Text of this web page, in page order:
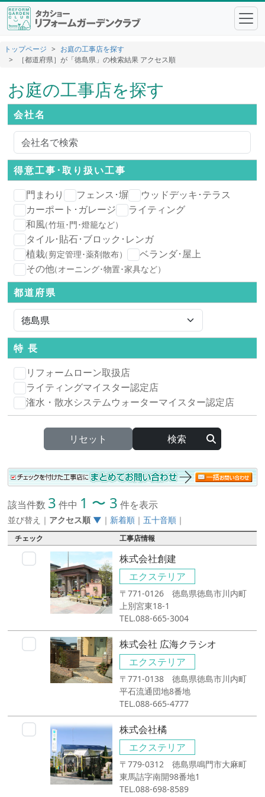
トップページ
お庭の工事店を探す
［都道府県］が「徳島県」の検索結果 アクセス順
お庭の工事店を探す
会社名
得意工事･取り扱い工事
門まわり
フェンス･塀
ウッドデッキ･テラス
カーポート･ガレージ
ライティング
和風（竹垣･門･燈籠など）
タイル･貼石･ブロック･レンガ
植栽（剪定管理･薬剤散布）
ベランダ･屋上
その他（オーニング･物置･家具など）
都道府県
特 長
リフォームローン取扱店
ライティングマイスター認定店
潅水・散水システムウォーターマイスター認定店
リセット
該当件数 3 件中 1 〜 3 件を表示
並び替え ｜ アクセス順 ▼ ｜ 新着順 ｜五十音順 ｜
チェック 工事店情報
株式会社創建
エクステリア
〒771-0126 徳島県徳島市川内町
上別宮東18-1
TEL.088-665-3004
株式会社 広海クラシオ
エクステリア
〒771-0138 徳島県徳島市川内町
平石流通団地8番地
TEL.088-665-4777
株式会社橘
エクステリア
〒779-0312 徳島県鳴門市大麻町
東馬詰字南開98番地1
TEL.088-698-8589